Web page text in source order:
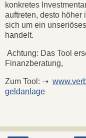
konkretes
auftreten, desto höher
sich um ein
handelt.
Achtung: Das Tool
Finanzberatung,
Zum Tool: ➝
geldanlage